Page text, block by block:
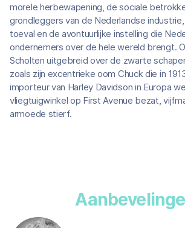
morele herbewapening, de sociale
grondleggers van de Nederlandse
toeval en de avontuurlijke instelling die
ondernemers over de hele wereld brengt.
Scholten uitgebreid over de zwarte
zoals zijn excentrieke oom Chuck die in
importeur van Harley Davidson in Europa
vliegtuigwinkel op First Avenue bezat,
armoede stierf.